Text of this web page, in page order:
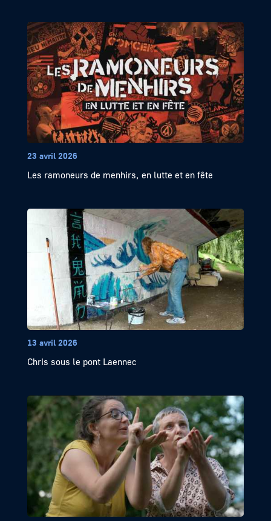
23 avril 2026
Les ramoneurs de menhirs, en lutte et en fête
13 avril 2026
Chris sous le pont Laennec